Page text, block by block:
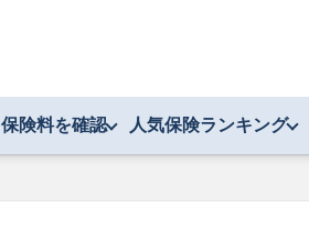
保険料を確認 人気保険ランキング